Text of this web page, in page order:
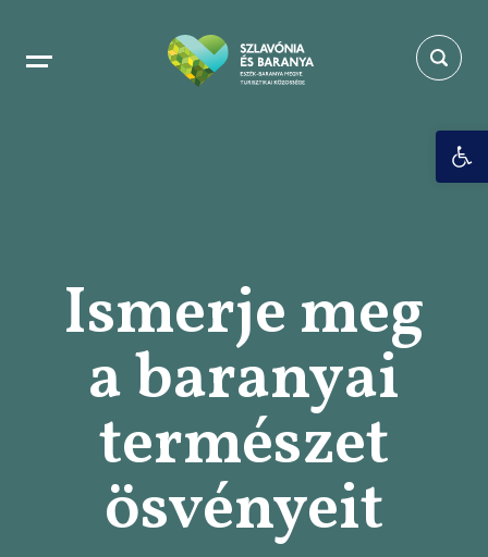
Ismerje meg
a baranyai
természet
ösvényeit